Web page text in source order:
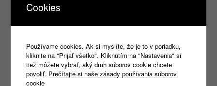
Cookies
Používame cookies. Ak si myslíte, že je to v poriadku,
kliknite na "Prijať všetko". Kliknutím na "Nastavenia" si
tiež môžete vybrať, aký druh súborov cookie chcete
povoliť. Prečítajte si naše zásady používania súborov
cookie